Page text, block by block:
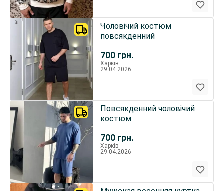
700 грн.
Чоловічий костюм
повсякденний
Харків
29.04.2026
700 грн.
Повсякденний чоловічий
костюм
Харків
29.04.2026